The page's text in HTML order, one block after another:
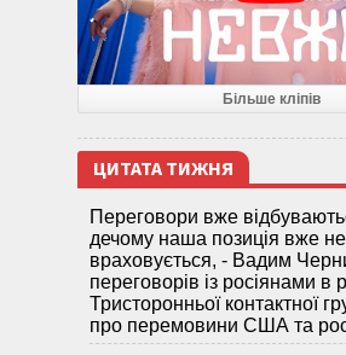
Більше кліпів
ЦИТАТА ТИЖНЯ
Переговори вже
дечому наша позиція вже не
враховується, - Вадим
переговорів із росіянами в
Тристоронньої контактної
про перемовини США та